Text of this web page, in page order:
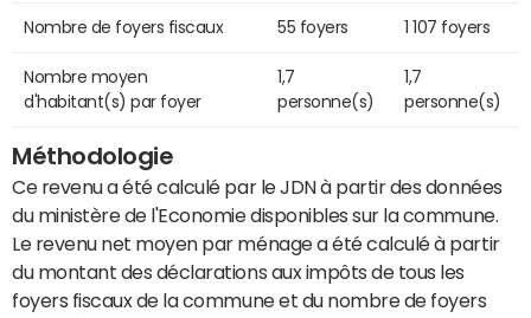
Nombre de foyers fiscaux 55 foyers 1 107 foyers
Nombre moyen
d'habitant(s) par foyer
1,7
personne(s)
1,7
personne(s)
Méthodologie
Ce revenu a été calculé par le JDN à partir des données
du ministère de l'Economie disponibles sur la commune.
Le revenu net moyen par ménage a été calculé à partir
du montant des déclarations aux impôts de tous les
foyers fiscaux de la commune et du nombre de foyers